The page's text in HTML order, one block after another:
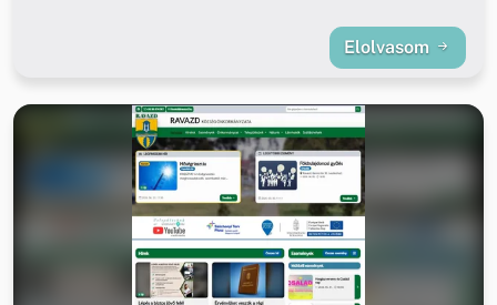
Elolvasom